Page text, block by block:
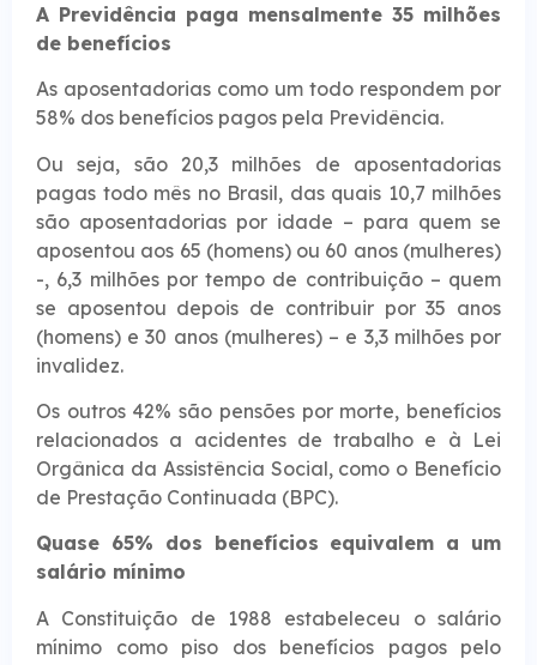
A Previdência paga mensalmente 35 milhões
de benefícios
As aposentadorias como um todo respondem por
58% dos benefícios pagos pela Previdência.
Ou seja, são 20,3 milhões de aposentadorias
pagas todo mês no Brasil, das quais 10,7 milhões
são aposentadorias por idade – para quem se
aposentou aos 65 (homens) ou 60 anos (mulheres)
-, 6,3 milhões por tempo de contribuição – quem
se aposentou depois de contribuir por 35 anos
(homens) e 30 anos (mulheres) – e 3,3 milhões por
invalidez.
Os outros 42% são pensões por morte, benefícios
relacionados a acidentes de trabalho e à Lei
Orgânica da Assistência Social, como o Benefício
de Prestação Continuada (BPC).
Quase 65% dos benefícios equivalem a um
salário mínimo
A Constituição de 1988 estabeleceu o salário
mínimo como piso dos benefícios pagos pelo